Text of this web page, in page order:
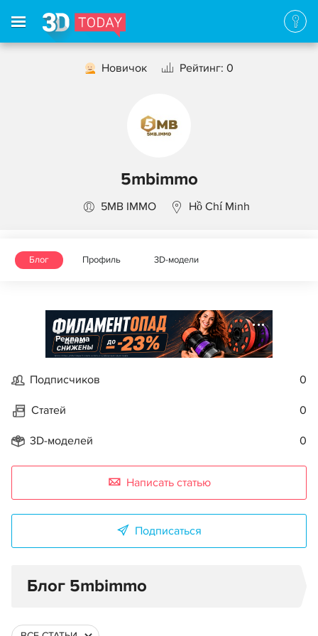
Новичок Рейтинг: 0
5mbimmo
5MB IMMO Hồ Chí Minh
Блог Профиль 3D-модели
Реклама
Подписчиков 0
Статей 0
3D-моделей 0
Написать статью
Подписаться
Блог 5mbimmo